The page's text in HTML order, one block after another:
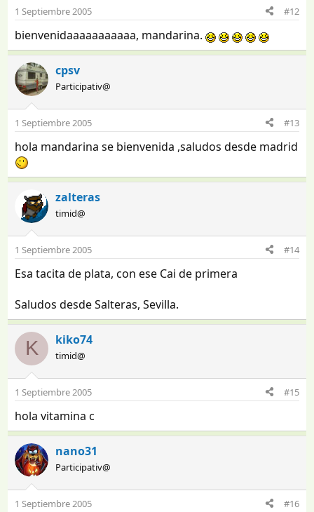
1 Septiembre 2005 #12
bienvenidaaaaaaaaaaa, mandarina.
cpsv
Participativ@
1 Septiembre 2005 #13
hola mandarina se bienvenida ,saludos desde madrid
zalteras
timid@
1 Septiembre 2005 #14
Esa tacita de plata, con ese Cai de primera
Saludos desde Salteras, Sevilla.
K kiko74
timid@
1 Septiembre 2005 #15
hola vitamina c
nano31
Participativ@
1 Septiembre 2005 #16